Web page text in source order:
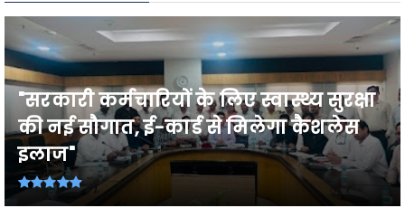
"सरकारी कर्मचारियों के लिए स्वास्थ्य सुरक्षा
की नई सौगात, ई-कार्ड से मिलेगा कैशलेस
इलाज"